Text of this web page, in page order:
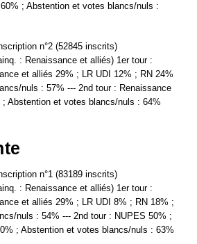
; Abstention et votes blancs/nuls :
n°2 (52845 inscrits)
: Renaissance et alliés) 1er tour :
et alliés 29% ; LR UDI 12% ; RN 24%
nuls : 57% --- 2nd tour : Renaissance
Abstention et votes blancs/nuls : 64%
n°1 (83189 inscrits)
: Renaissance et alliés) 1er tour :
et alliés 29% ; LR UDI 8% ; RN 18% ;
nuls : 54% --- 2nd tour : NUPES 50% ;
; Abstention et votes blancs/nuls : 63%